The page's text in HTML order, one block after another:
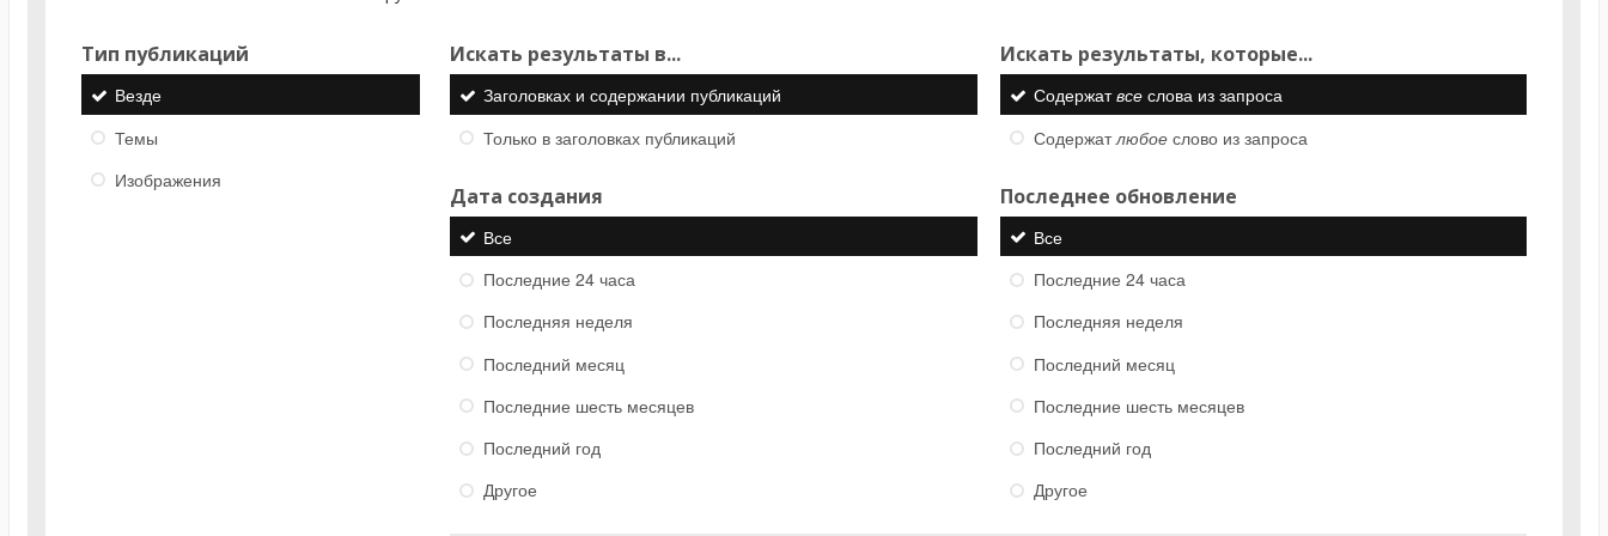
Тип публикаций
Везде
Темы
Изображения
Искать результаты в...
Заголовках и содержании публикаций
Только в заголовках публикаций
Искать результаты, которые...
Содержатвсеслова из запроса
Содержатлюбоеслово из запроса
Дата создания
Все
Последние 24 часа
Последняя неделя
Последний месяц
Последние шесть месяцев
Последний год
Другое
Последнее обновление
Все
Последние 24 часа
Последняя неделя
Последний месяц
Последние шесть месяцев
Последний год
Другое